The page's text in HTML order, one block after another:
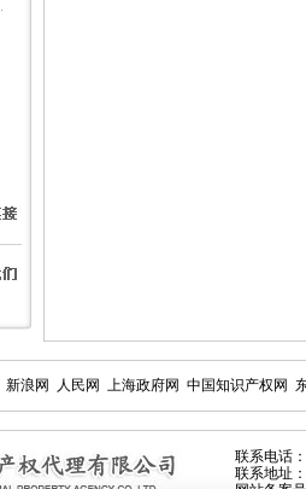
新浪网 人民网 上海政府网 中国知识产权网
联系电话
联系地址